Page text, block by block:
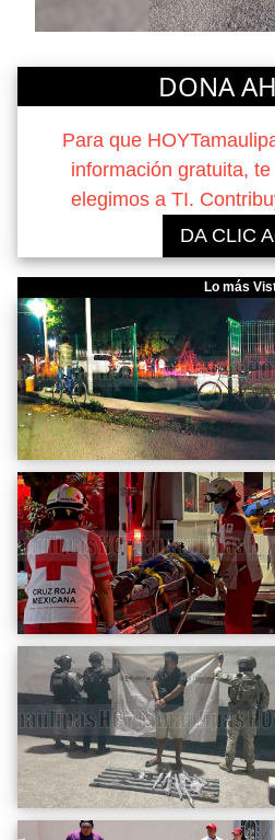
DONA
Para que
información gratuita,
elegimos a TI.
DA CLIC
Lo más